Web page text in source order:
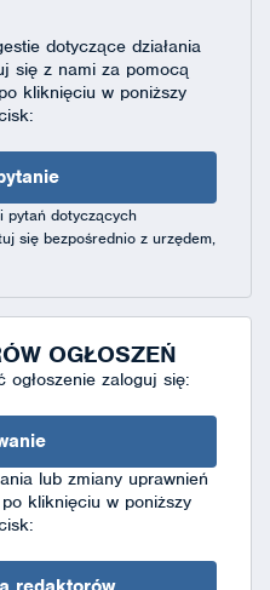
dotyczące działania
się z nami za pomocą
kliknięciu w poniższy
pytań dotyczących
się bezpośrednio z urzędem,
OGŁOSZEŃ
zaloguj się:
lub zmiany uprawnień
kliknięciu w poniższy